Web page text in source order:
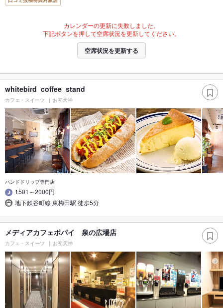
カレンダーの更新に失敗しました。
下記ボタンを押して空席状況を更新してください。
空席状況を更新する
whitebird coffee stand
カフェ・スイーツ お初天神
ハンドドリップ専門店
1501～2000円
地下鉄谷町線 東梅田駅 徒歩5分
メディアカフェポパイ 泉の広場店
カフェ・スイーツ お初天神